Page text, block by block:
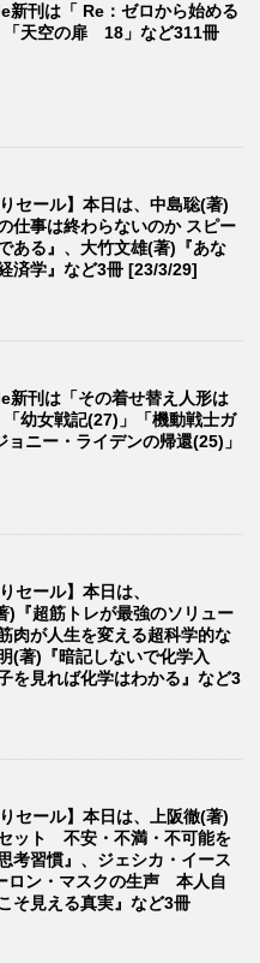
新刊は「 Re：ゼロから始める
「天空の扉 18」など311冊
セール】本日は、中島聡(著)
仕事は終わらないのか スピー
ある』、大竹文雄(著)『あな
済学』など3冊 [23/3/29]
新刊は「その着せ替え人形は
幼女戦記(27)」「機動戦士ガ
ョニー・ライデンの帰還(25)」
セール】本日は、
『超筋トレが最強のソリュー
肉が人生を変える超科学的な
(著)『暗記しないで化学入
見れば化学はわかる』など3
セール】本日は、上阪徹(著)
セット 不安・不満・不可能を
考習慣』、ジェシカ・イース
ロン・マスクの生声 本人自
そ見える真実』など3冊